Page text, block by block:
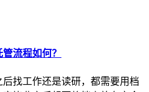
流程如何？
找工作还是读研，都需要用档